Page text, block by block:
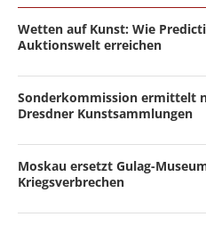
Wetten auf Kunst: Wie
Auktionswelt erreichen
Sonderkommission ermittelt
Dresdner Kunstsammlungen
Moskau ersetzt Gulag-
Kriegsverbrechen